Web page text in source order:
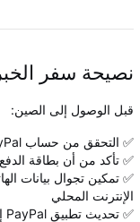
نصيحة سفر
قبل الوصول إلى الصين:
✅ التحقق من حساب PayPal الخاص بك
✅ تأكد من أن بطاقة
✅ تمكين تجوال بيانات
الإنترنت المحلي
✅ تحديث تطبيق PayPal إلى الإصدار الأحدث